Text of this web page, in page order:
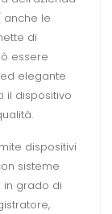
anche le
di
essere
elegante
il dispositivo
dispositivi
sisteme
in grado di